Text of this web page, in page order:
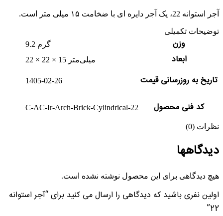
آجر استوانه 22، یک آجر دایره ای با ضخامت ۱۵ میلی متر است.
توضیحات تکمیلی
وزن 9.2 گرم
ابعاد 22 × 22 × 15 میلی‌متر
تاریخ به روزرسانی قیمت 1405-02-26
کد فنی محصول C-AC-Ir-Arch-Brick-Cylindrical-22
نظرات (0)
دیدگاهها
هیچ دیدگاهی برای این محصول نوشته نشده است.
اولین نفری باشید که دیدگاهی را ارسال می کنید برای “آجر استوانه
22”